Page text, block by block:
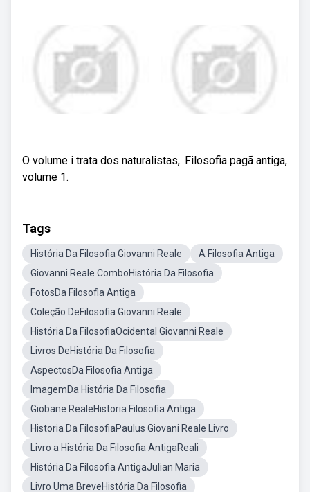
O volume i trata dos naturalistas,. Filosofia pagã antiga,
volume 1.
Tags
História Da Filosofia Giovanni Reale
A Filosofia Antiga
Giovanni Reale ComboHistória Da Filosofia
FotosDa Filosofia Antiga
Coleção DeFilosofia Giovanni Reale
História Da FilosofiaOcidental Giovanni Reale
Livros DeHistória Da Filosofia
AspectosDa Filosofia Antiga
ImagemDa História Da Filosofia
Giobane RealeHistoria Filosofia Antiga
Historia Da FilosofiaPaulus Giovani Reale Livro
Livro a História Da Filosofia AntigaReali
História Da Filosofia AntigaJulian Maria
Livro Uma BreveHistória Da Filosofia